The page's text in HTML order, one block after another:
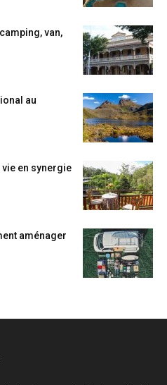
van,
au
vie en synergie
aménager